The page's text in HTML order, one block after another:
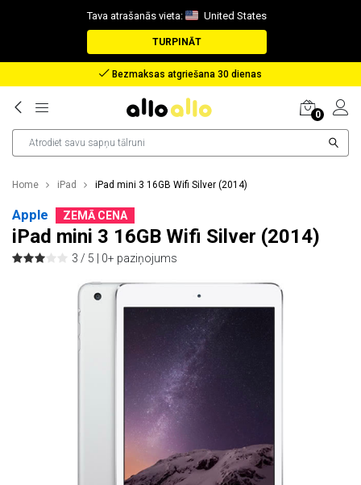
Tava atrašanās vieta: United States
TURPINĀT
Bezmaksas atgriešana 30 dienas
0
Home iPad iPad mini 3 16GB Wifi Silver (2014)
Apple ZEMĀ CENA
iPad mini 3 16GB Wifi Silver (2014)
3 / 5 | 0+ paziņojums